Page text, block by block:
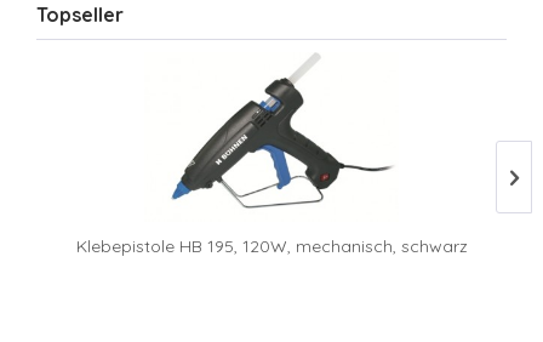
Topseller
Klebepistole HB 195, 120W, mechanisch, schwarz